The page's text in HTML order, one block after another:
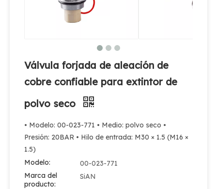
Válvula forjada de aleación de
cobre confiable para extintor de
polvo seco
• Modelo: 00-023-771 • Medio: polvo seco •
Presión: 20BAR • Hilo de entrada: M30 × 1.5 (M16 ×
1.5)
Modelo:
00-023-771
Marca del
producto:
SiAN